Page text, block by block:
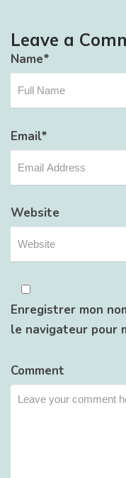
Leave a
Name*
Email*
Website
Enregistrer mon
le navigateur pour
Comment